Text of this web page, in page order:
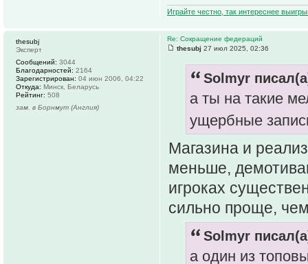
Играйте честно, так интереснее
Re: Сокращение федераций
thesubj 27 июл 2025, 02:36
Solmyr
а ты на такие
ущербные
Магазина и
меньше,
игроках
сильно проще,
Solmyr
а один из
thesubj
Эксперт
Сообщений: 3044
Благодарностей: 2164
Зарегистрирован: 04 июн 2006, 04:22
Откуда: Минск, Беларусь
Рейтинг: 508
зам. в Борнмут (Англия)